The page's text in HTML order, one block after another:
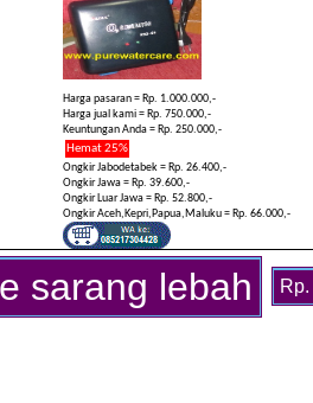
Harga pasaran = Rp. 1.000.000,-
Harga jual kami = Rp. 750.000,-
Keuntungan Anda = Rp. 250.000,-
Hemat 25%
Ongkir Jabodetabek = Rp. 26.400,-
Ongkir Jawa = Rp. 39.600,-
Ongkir Luar Jawa = Rp. 52.800,-
Ongkir Aceh,Kepri,Papua,Maluku = Rp. 66.000,-
sarang lebah